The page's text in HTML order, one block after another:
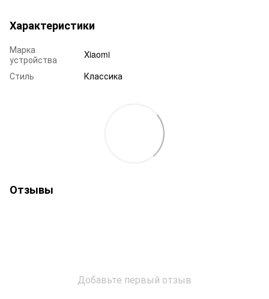
Характеристики
Марка
устройства
Xiaomi
Стиль
Классика
Отзывы
Добавьте первый отзыв